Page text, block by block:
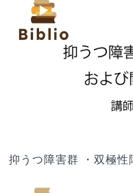
抑うつ障害群 ・双極性